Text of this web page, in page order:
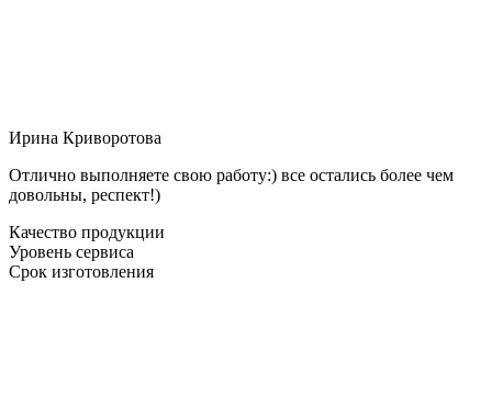
Ирина Криворотова
Отлично выполняете свою работу:) все остались более чем
довольны, респект!)
Качество продукции
Уровень сервиса
Срок изготовления